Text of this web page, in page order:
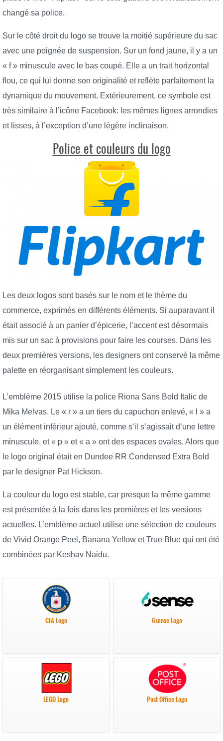
changé sa police.
Sur le côté droit du logo se trouve la moitié supérieure du sac
avec une poignée de suspension. Sur un fond jaune, il y a un
« f » minuscule avec le bas coupé. Elle a un trait horizontal
flou, ce qui lui donne son originalité et reflète parfaitement la
dynamique du mouvement. Extérieurement, ce symbole est
très similaire à l’icône Facebook: les mêmes lignes arrondies
et lisses, à l’exception d’une légère inclinaison.
Police et couleurs du logo
Les deux logos sont basés sur le nom et le thème du
commerce, exprimés en différents éléments. Si auparavant il
était associé à un panier d’épicerie, l’accent est désormais
mis sur un sac à provisions pour faire les courses. Dans les
deux premières versions, les designers ont conservé la même
palette en réorganisant simplement les couleurs.
L’emblème 2015 utilise la police Riona Sans Bold Italic de
Mika Melvas. Le « r » a un tiers du capuchon enlevé, « l » a
un élément inférieur ajouté, comme s’il s’agissait d’une lettre
minuscule, et « p » et « a » ont des espaces ovales. Alors que
le logo original était en Dundee RR Condensed Extra Bold
par le designer Pat Hickson.
La couleur du logo est stable, car presque la même gamme
est présentée à la fois dans les premières et les versions
actuelles. L’emblème actuel utilise une sélection de couleurs
de Vivid Orange Peel, Banana Yellow et True Blue qui ont été
combinées par Keshav Naidu.
CIA Logo 6sense Logo
LEGO Logo Post Office Logo